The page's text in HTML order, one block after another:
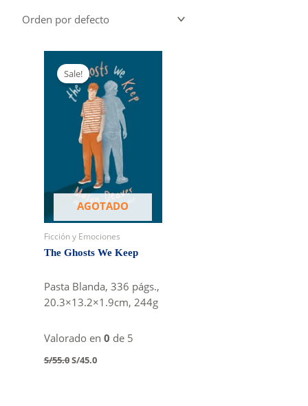
AGOTADO
Sale!
Ficción y Emociones
The Ghosts We Keep
Pasta Blanda, 336 págs.,
20.3×13.2×1.9cm, 244g
Valorado en 0 de 5
S/55.0Original
S/45.0Current